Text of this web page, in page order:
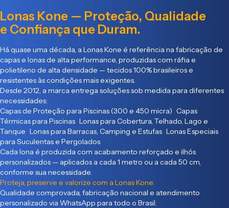
Lonas Kone — Proteção, Qualidade
e Confiança que Duram.
Há quase uma década, a Lonas Kone é referência na fabricação de
capas e lonas de alta performance, produzidas com ráfia e
polietileno de alta densidade — tecidos 100% brasileiros e
resistentes às condições mais exigentes.
Desde 2012, a marca entrega soluções sob medida para diferentes
necessidades:
Capas de Proteção para Piscinas (300 e 450 micra) Capas
Térmicas para Piscinas Lonas para Cobertura, Telhado, Lago e
Tanque Lonas para Barracas, Camping e Estufas Lonas Especiais
para Suculentas e Pergolados
Cada lona é produzida com acabamento reforçado e ilhós
personalizados — aplicados a cada 1 metro ou a cada 50 cm,
conforme sua necessidade.
Proteja, preserve e valorize com a Lonas Kone.
Qualidade comprovada, fabricação nacional e atendimento
personalizado via WhatsApp para todo o Brasil.